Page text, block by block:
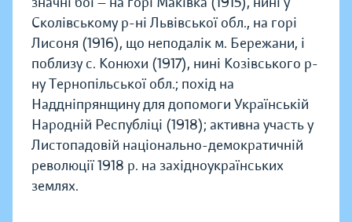
Сколівському р-ні Львівської обл., на горі
Лисоня (1916), що неподалік м. Бережани, і
поблизу с. Конюхи (1917), нині Козівського р-
ну Тернопільської обл.; похід на
Наддніпрянщину для допомоги Українській
Народній Республіці (1918); активна участь у
Листопадовій національно-демократичній
революції 1918 р. на західноукраїнських
землях.